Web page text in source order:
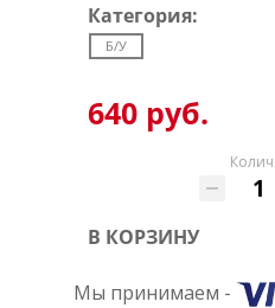
Категория:
Б/У
640 руб.
В КОРЗИНУ
Мы принимаем -